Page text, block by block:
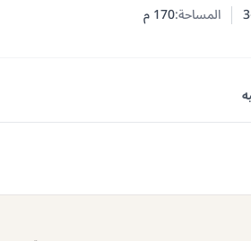
النوم
الحمامات3 المساحة:170م